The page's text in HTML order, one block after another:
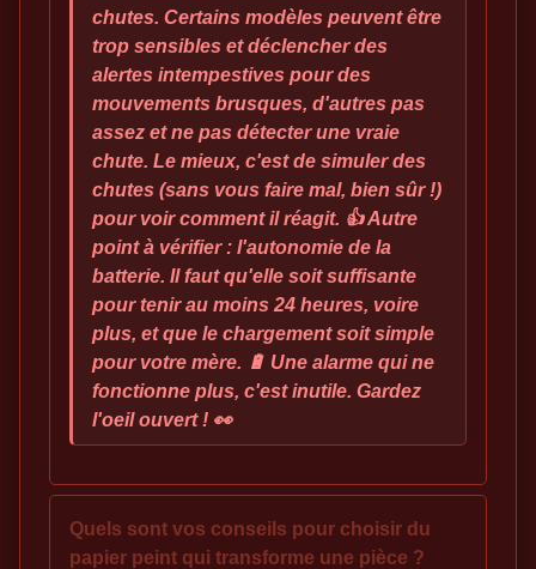
chutes. Certains modèles peuvent être
trop sensibles et déclencher des
alertes intempestives pour des
mouvements brusques, d'autres pas
assez et ne pas détecter une vraie
chute. Le mieux, c'est de simuler des
chutes (sans vous faire mal, bien sûr !)
pour voir comment il réagit. 👍 Autre
point à vérifier : l'autonomie de la
batterie. Il faut qu'elle soit suffisante
pour tenir au moins 24 heures, voire
plus, et que le chargement soit simple
pour votre mère. 🔋 Une alarme qui ne
fonctionne plus, c'est inutile. Gardez
l'oeil ouvert ! 👀
Quels sont vos conseils pour choisir du
papier peint qui transforme une pièce ?